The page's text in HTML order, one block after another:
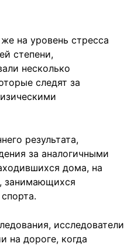
на уровень стресса
степени,
несколько
следят за
результата,
за аналогичными
дома, на
занимающихся
исследователи
на дороге, когда